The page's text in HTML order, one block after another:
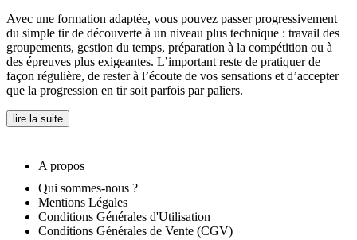
Avec une formation adaptée, vous pouvez passer progressivement
du simple tir de découverte à un niveau plus technique : travail des
groupements, gestion du temps, préparation à la compétition ou à
des épreuves plus exigeantes. L’important reste de pratiquer de
façon régulière, de rester à l’écoute de vos sensations et d’accepter
que la progression en tir soit parfois par paliers.
lire la suite
A propos
Qui sommes-nous ?
Mentions Légales
Conditions Générales d'Utilisation
Conditions Générales de Vente (CGV)